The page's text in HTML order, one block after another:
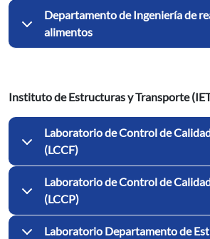
Departamento de Ingeniería de
alimentos
Instituto de Estructuras y Transporte
Laboratorio de Control de
(LCCF)
Laboratorio de Control de
(LCCP)
Laboratorio Departamento de